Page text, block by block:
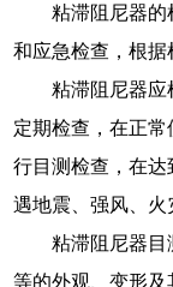
粘滞阻尼器的
和应急检查，根据
粘滞阻尼器应
定期检查，在正
行目测检查，在
遇地震、强风、火
粘滞阻尼器目
等的外观、变形及